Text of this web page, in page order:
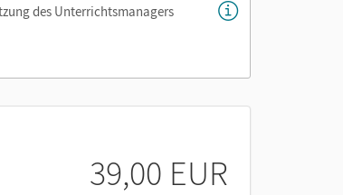
des Unterrichtsmanagers
39,00 EUR